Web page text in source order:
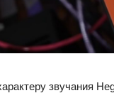
звучания